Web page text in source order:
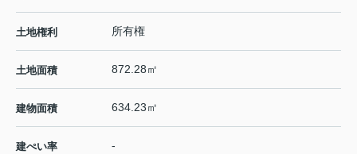
土地権利 所有権
土地面積 872.28㎡
建物面積 634.23㎡
建ぺい率 -